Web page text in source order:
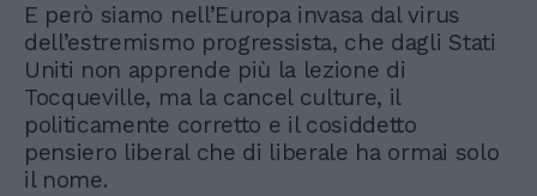
E però siamo nell’Europa invasa dal virus
dell’estremismo progressista, che dagli Stati
Uniti non apprende più la lezione di
Tocqueville, ma la cancel culture, il
politicamente corretto e il cosiddetto
pensiero liberal che di liberale ha ormai solo
il nome.